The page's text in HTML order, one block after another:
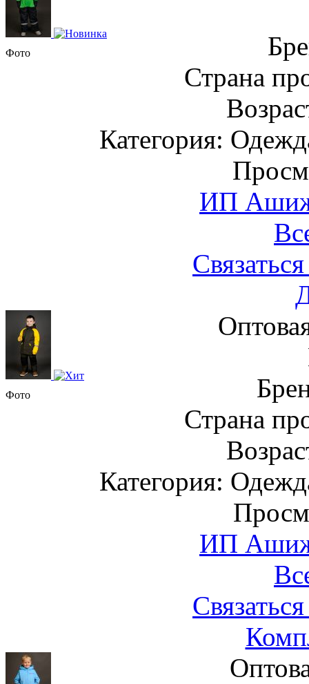
Фото
Страна
Категория:
ИП
Фото
Страна
Категория:
ИП